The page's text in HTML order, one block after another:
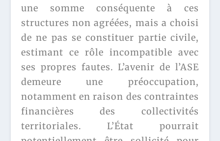
une somme conséquente à ces
structures non agréées, mais a choisi
de ne pas se constituer partie civile,
estimant ce rôle incompatible avec
ses propres fautes. L’avenir de l’ASE
demeure une préoccupation,
notamment en raison des contraintes
financières des collectivités
territoriales. L’État pourrait